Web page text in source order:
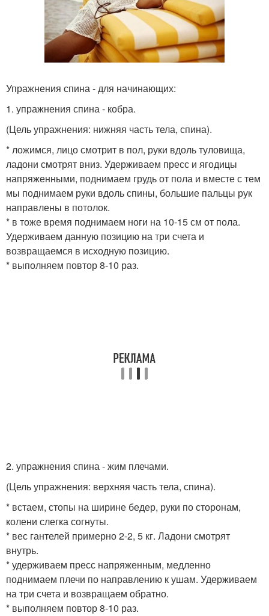
Упражнения спина - для начинающих:
1. упражнения спина - кобра.
(Цель упражнения: нижняя часть тела, спина).
* ложимся, лицо смотрит в пол, руки вдоль туловища,
ладони смотрят вниз. Удерживаем пресс и ягодицы
напряженными, поднимаем грудь от пола и вместе с тем
мы поднимаем руки вдоль спины, большие пальцы рук
направлены в потолок.
* в тоже время поднимаем ноги на 10-15 см от пола.
Удерживаем данную позицию на три счета и
возвращаемся в исходную позицию.
* выполняем повтор 8-10 раз.
2. упражнения спина - жим плечами.
(Цель упражнения: верхняя часть тела, спина).
* встаем, стопы на ширине бедер, руки по сторонам,
колени слегка согнуты.
* вес гантелей примерно 2-2, 5 кг. Ладони смотрят
внутрь.
* удерживаем пресс напряженным, медленно
поднимаем плечи по направлению к ушам. Удерживаем
на три счета и возвращаем обратно.
* выполняем повтор 8-10 раз.